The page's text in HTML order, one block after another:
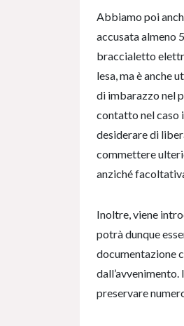
Abbiamo poi
accusata almeno
braccialetto
lesa, ma è anche
di imbarazzo nel
contatto nel caso
desiderare di
commettere
anziché
Inoltre, viene
potrà dunque
documentazione
preservare